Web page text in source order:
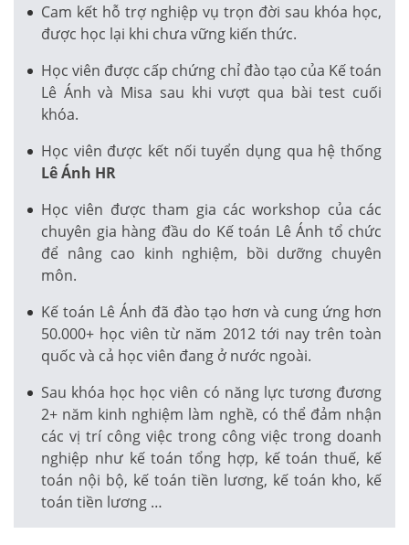
Cam kết hỗ trợ nghiệp vụ trọn đời sau khóa học,
được học lại khi chưa vững kiến thức.
Học viên được cấp chứng chỉ đào tạo của Kế toán
Lê Ánh và Misa sau khi vượt qua bài test cuối
khóa.
Học viên được kết nối tuyển dụng qua hệ thống
Lê Ánh HR
Học viên được tham gia các workshop của các
chuyên gia hàng đầu do Kế toán Lê Ánh tổ chức
để nâng cao kinh nghiệm, bồi dưỡng chuyên
môn.
Kế toán Lê Ánh đã đào tạo hơn và cung ứng hơn
50.000+ học viên từ năm 2012 tới nay trên toàn
quốc và cả học viên đang ở nước ngoài.
Sau khóa học học viên có năng lực tương đương
2+ năm kinh nghiệm làm nghề, có thể đảm nhận
các vị trí công việc trong công việc trong doanh
nghiệp như kế toán tổng hợp, kế toán thuế, kế
toán nội bộ, kế toán tiền lương, kế toán kho, kế
toán tiền lương …